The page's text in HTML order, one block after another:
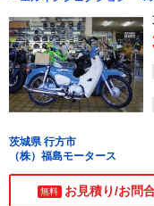
茨城県 行方市
（株）福島モータース
無料 お見積り/お問